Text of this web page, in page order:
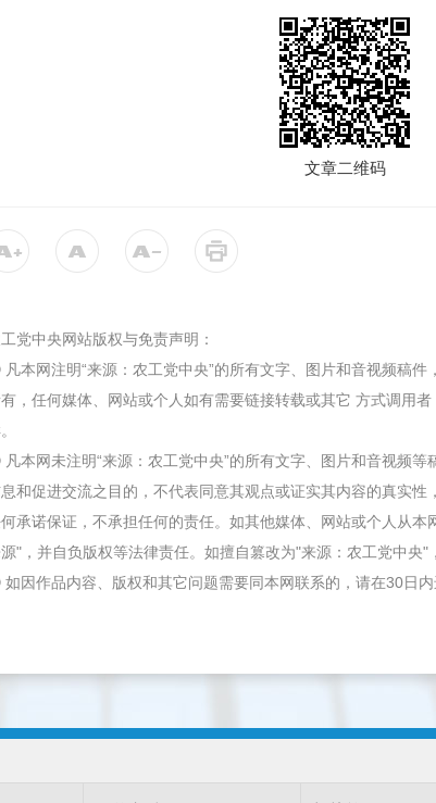
文章二维码
党中央网站版权与免责声明：
本网注明“来源：农工党中央”的所有文字、图片和音视频稿
，任何媒体、网站或个人如有需要链接转载或其它 方式调用
本网未注明“来源：农工党中央”的所有文字、图片和音视频
和促进交流之目的，不代表同意其观点或证实其内容的真实
承诺保证，不承担任何的责任。如其他媒体、网站或个人从
"，并自负版权等法律责任。如擅自篡改为"来源：农工党中央"
因作品内容、版权和其它问题需要同本网联系的，请在30日